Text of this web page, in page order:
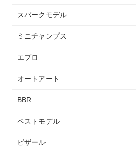
スパークモデル
ミニチャンプス
エブロ
オートアート
BBR
ベストモデル
ビザール